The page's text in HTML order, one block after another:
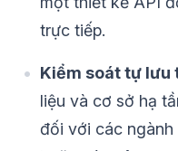
trực tiếp.
Kiểm soát tự lưu
liệu và cơ sở hạ
đối với các